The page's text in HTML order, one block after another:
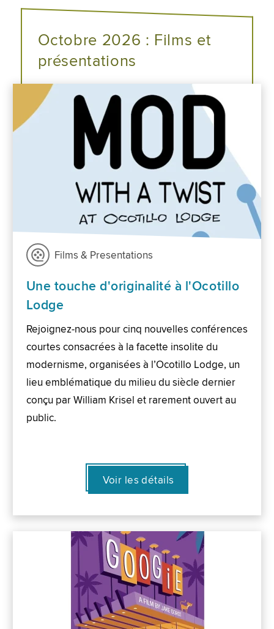
Octobre 2026 : Films et
présentations
Films & Presentations
Une touche d'originalité à l'Ocotillo
Lodge
Rejoignez-nous pour cinq nouvelles conférences
courtes consacrées à la facette insolite du
modernisme, organisées à l’Ocotillo Lodge, un
lieu emblématique du milieu du siècle dernier
conçu par William Krisel et rarement ouvert au
public.
Voir les détails